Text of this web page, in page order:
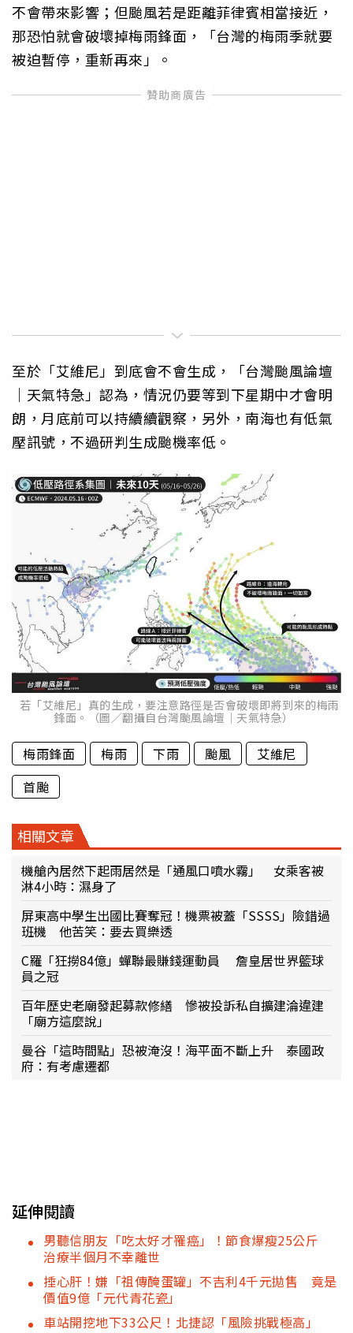
不會帶來影響；但颱風若是距離菲律賓相當接近，
那恐怕就會破壞掉梅雨鋒面，「台灣的梅雨季就要
被迫暫停，重新再來」。
至於「艾維尼」到底會不會生成，「台灣颱風論壇
｜天氣特急」認為，情況仍要等到下星期中才會明
朗，月底前可以持續續觀察，另外，南海也有低氣
壓訊號，不過研判生成颱機率低。
若「艾維尼」真的生成，要注意路徑是否會破壞即將到來的梅雨
鋒面。（圖／翻攝自台灣颱風論壇｜天氣特急）
梅雨鋒面 梅雨 下雨 颱風
艾維尼
首颱
相關文章
機艙內居然下起雨居然是「通風口噴水霧」 女乘客被
淋4小時：濕身了
屏東高中學生出國比賽奪冠！機票被蓋「SSSS」險錯過
班機 他苦笑：要去買樂透
C羅「狂撈84億」蟬聯最賺錢運動員 詹皇居世界籃球
員之冠
百年歷史老廟發起募款修繕 慘被投訴私自擴建淪違建
「廟方這麼說」
曼谷「這時間點」恐被淹沒！海平面不斷上升 泰國政
府：有考慮遷都
延伸閱讀
男聽信朋友「吃太好才罹癌」！節食爆瘦25公斤
治療半個月不幸離世
捶心肝！嫌「祖傳醃蛋罐」不吉利4千元拋售 竟是
價值9億「元代青花瓷」
車站開挖地下33公尺！北捷認「風險挑戰極高」